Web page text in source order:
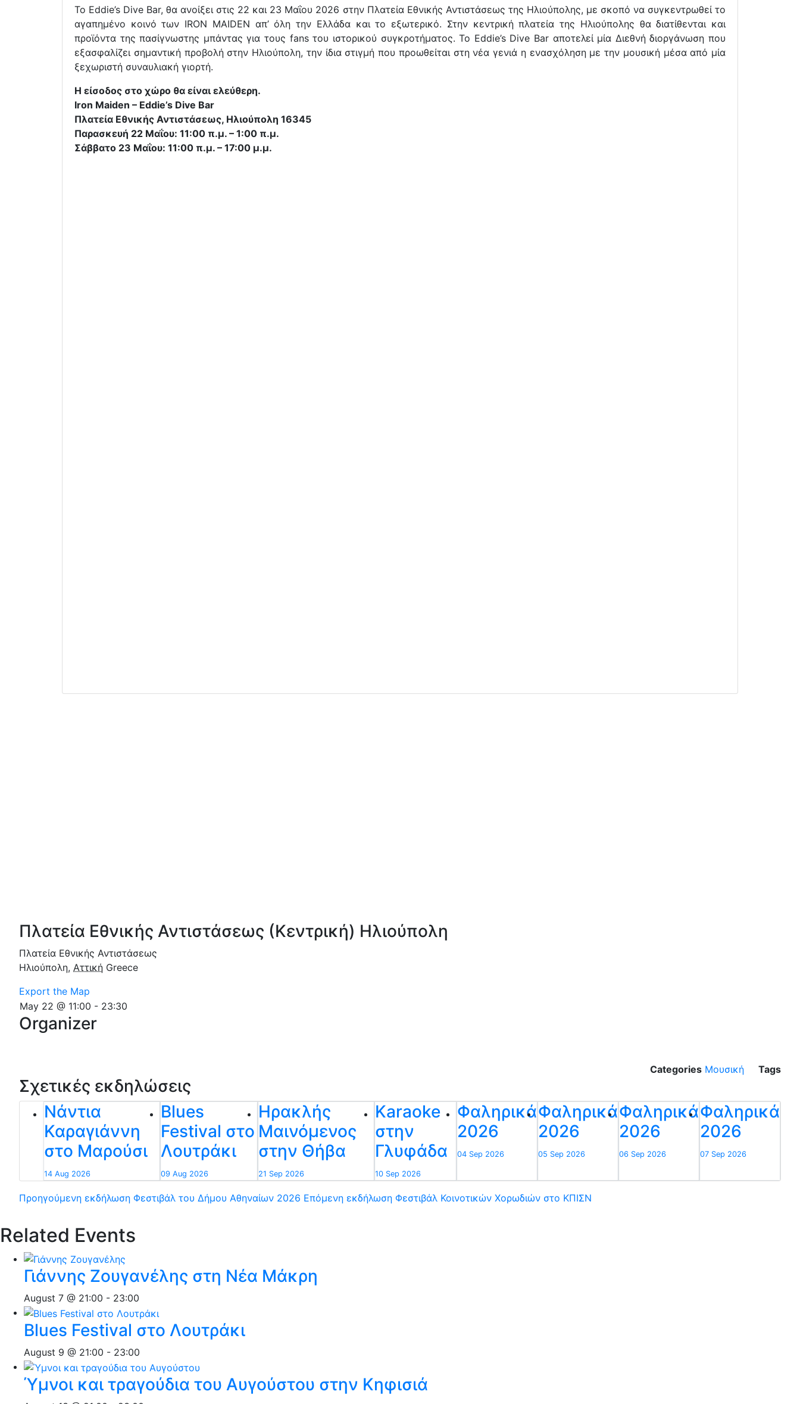
Το Eddie’s Dive Bar, θα ανοίξει στις 22 και 23 Μαΐου 2026 στην Πλατεία Εθνικής Αντιστάσεως της Ηλιούπολης, με σκοπό να συγκεντρωθεί το
αγαπημένο κοινό των IRON MAIDEN απ’ όλη την Ελλάδα και το εξωτερικό. Στην κεντρική πλατεία της Ηλιούπολης θα διατίθενται και
προϊόντα της πασίγνωστης μπάντας για τους fans του ιστορικού συγκροτήματος. Το Eddie’s Dive Bar αποτελεί μία Διεθνή διοργάνωση που
εξασφαλίζει σημαντική προβολή στην Ηλιούπολη, την ίδια στιγμή που προωθείται στη νέα γενιά η ενασχόληση με την μουσική μέσα από μία
ξεχωριστή συναυλιακή γιορτή.
Η είσοδος στο χώρο θα είναι ελεύθερη.
Iron Maiden – Eddie’s Dive Bar
Πλατεία Εθνικής Αντιστάσεως, Ηλιούπολη 16345
Παρασκευή 22 Μαΐου: 11:00 π.μ. – 1:00 π.μ.
Σάββατο 23 Μαΐου: 11:00 π.μ. – 17:00 μ.μ.
Πλατεία Εθνικής Αντιστάσεως (Κεντρική) Ηλιούπολη
Πλατεία Εθνικής Αντιστάσεως
Ηλιούπολη, Αττική Greece
Export the Map
May 22 @ 11:00 - 23:30
Organizer
Categories Μουσική Tags
Σχετικές εκδηλώσεις
Νάντια
Καραγιάννη
στο Μαρούσι
14 Aug 2026
Blues
Festival στο
Λουτράκι
09 Aug 2026
Ηρακλής
Μαινόμενος
στην Θήβα
21 Sep 2026
Karaoke
στην
Γλυφάδα
10 Sep 2026
Φαληρικά
2026
04 Sep 2026
Φαληρικά
2026
05 Sep 2026
Φαληρικά
2026
06 Sep 2026
Φαληρικά
2026
07 Sep 2026
Προηγούμενη εκδήλωση Φεστιβάλ του Δήμου Αθηναίων 2026 Επόμενη εκδήλωση Φεστιβάλ Κοινοτικών Χορωδιών στο ΚΠΙΣΝ
Related Events
Γιάννης Ζουγανέλης στη Νέα Μάκρη
August 7 @ 21:00 - 23:00
Blues Festival στο Λουτράκι
August 9 @ 21:00 - 23:00
Ύμνοι και τραγούδια του Αυγούστου στην Κηφισιά